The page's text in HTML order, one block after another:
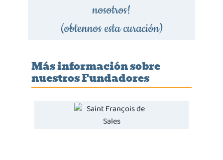
nosotros!
(obtennos esta curación)
Más información sobre
nuestros Fundadores